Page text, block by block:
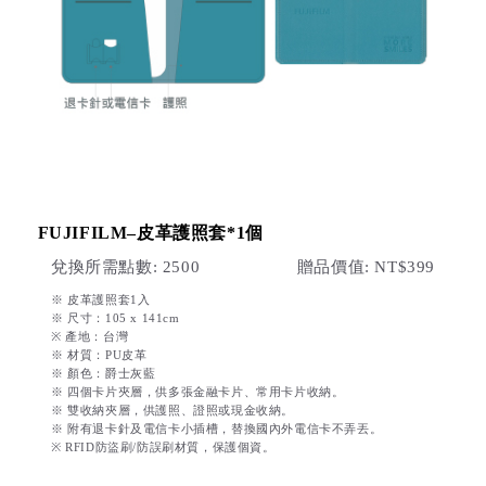
FUJIFILM–皮革護照套*1個
兌換所需點數: 2500 贈品價值: NT$399
※ 皮革護照套1入
※ 尺寸：105 x 141cm
※ 產地：台灣
※ 材質：PU皮革
※ 顏色：爵士灰藍
※ 四個卡片夾層，供多張金融卡片、常用卡片收納。
※ 雙收納夾層，供護照、證照或現金收納。
※ 附有退卡針及電信卡小插槽，替換國內外電信卡不弄丟。
※ RFID防盜刷/防誤刷材質，保護個資。